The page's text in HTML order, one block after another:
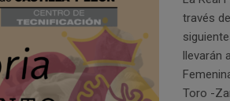
través
llevarán
Toro -